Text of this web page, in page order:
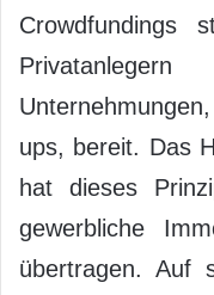
Crowdfundings
ups, bereit. Das
hat dieses
gewerbliche
übertragen. Auf